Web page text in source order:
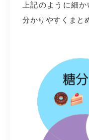
上記のように細
分かりやすくまと